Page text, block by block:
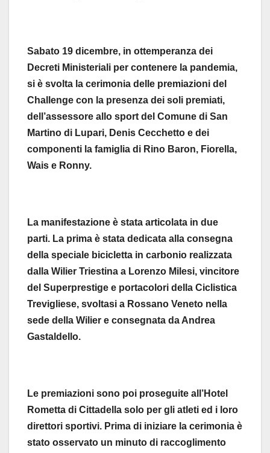
Sabato 19 dicembre, in ottemperanza dei
Decreti Ministeriali per contenere la pandemia,
si è svolta la cerimonia delle premiazioni del
Challenge con la presenza dei soli premiati,
dell’assessore allo sport del Comune di San
Martino di Lupari, Denis Cecchetto e dei
componenti la famiglia di Rino Baron, Fiorella,
Wais e Ronny.
La manifestazione è stata articolata in due
parti. La prima è stata dedicata alla consegna
della speciale bicicletta in carbonio realizzata
dalla Wilier Triestina a Lorenzo Milesi, vincitore
del Superprestige e portacolori della Ciclistica
Trevigliese, svoltasi a Rossano Veneto nella
sede della Wilier e consegnata da Andrea
Gastaldello.
Le premiazioni sono poi proseguite all’Hotel
Rometta di Cittadella solo per gli atleti ed i loro
direttori sportivi. Prima di iniziare la cerimonia è
stato osservato un minuto di raccoglimento